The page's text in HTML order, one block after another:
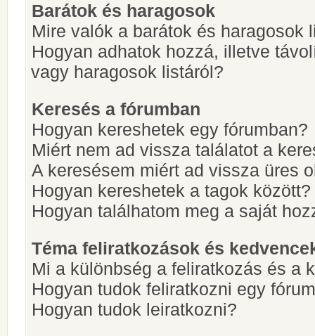
Barátok és haragosok
Mire valók a barátok és haragosok
Hogyan adhatok hozzá, illetve
vagy haragosok listáról?
Keresés a fórumban
Hogyan kereshetek egy fórumban?
Miért nem ad vissza találatot a
A keresésem miért ad vissza üres
Hogyan kereshetek a tagok között?
Hogyan találhatom meg a saját
Téma feliratkozások és
Mi a különbség a feliratkozás és a
Hogyan tudok feliratkozni egy
Hogyan tudok leiratkozni?